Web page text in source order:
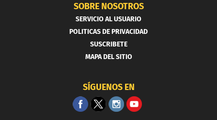
SOBRE NOSOTROS
SERVICIO AL USUARIO
POLITICAS DE PRIVACIDAD
SUSCRIBETE
MAPA DEL SITIO
SÍGUENOS EN